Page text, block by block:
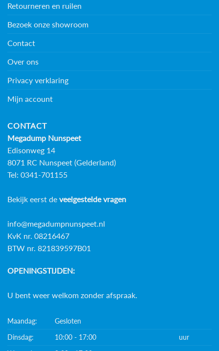
Retourneren en ruilen
Bezoek onze showroom
Contact
Over ons
Privacy verklaring
Mijn account
CONTACT
Megadump Nunspeet
Edisonweg 14
8071 RC Nunspeet (Gelderland)
Tel: 0341-701155
Bekijk eerst de veelgestelde vragen
info@megadumpnunspeet.nl
KvK nr. 08216467
BTW nr. 821839597B01
OPENINGSTIJDEN:
U bent weer welkom zonder afspraak.
Maandag:
Gesloten
Dinsdag:
10:00 - 17:00
uur